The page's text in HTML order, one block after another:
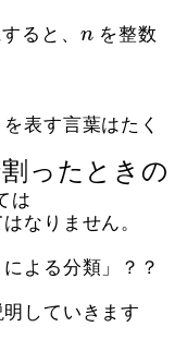
ると、 n
nを整数
表す言葉はたく
割ったときの
は
なりません。
よる分類」？？
していきます